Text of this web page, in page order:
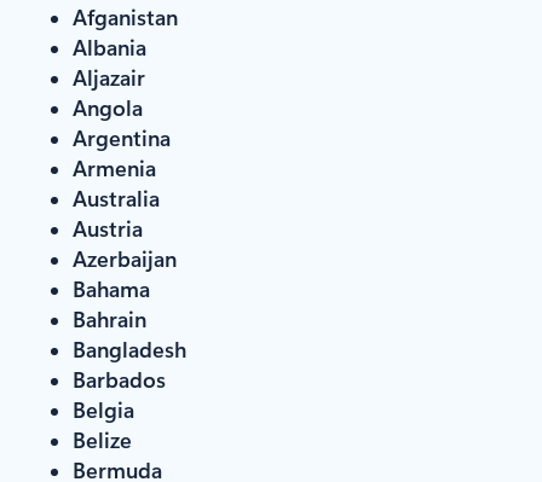
Afganistan
Albania
Aljazair
Angola
Argentina
Armenia
Australia
Austria
Azerbaijan
Bahama
Bahrain
Bangladesh
Barbados
Belgia
Belize
Bermuda